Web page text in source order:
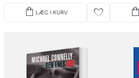
shopping_bag LÆG I KURV favorite shopping_bag